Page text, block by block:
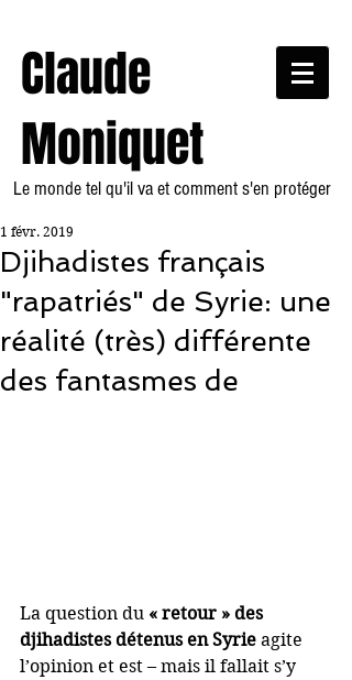
Claude
Moniquet
Le monde tel qu'il va et comment s'en protéger
Djihadistes français
"rapatriés" de Syrie: une
réalité (très) différente
des fantasmes de
1 févr. 2019
La question du « retour » des
djihadistes détenus en Syrie agite
l’opinion et est – mais il fallait s’y